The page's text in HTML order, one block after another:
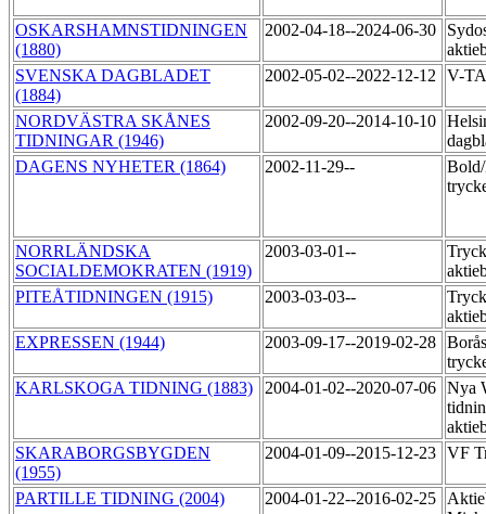
OSKARSHAMNSTIDNINGEN
(1880)
2002-04-18--2024-06-30
SVENSKA DAGBLADET
(1884)
2002-05-02--2022-12-12 V-
NORDVÄSTRA SKÅNES
TIDNINGAR (1946)
2002-09-20--2014-10-10
DAGENS NYHETER (1864)
2002-11-29--
NORRLÄNDSKA
SOCIALDEMOKRATEN (1919)
2003-03-01--
PITEÅTIDNINGEN (1915)
2003-03-03--
EXPRESSEN (1944)
2003-09-17--2019-02-28
KARLSKOGA TIDNING (1883)
2004-01-02--2020-07-06 Nya
SKARABORGSBYGDEN
(1955)
2004-01-09--2015-12-23 VF
PARTILLE TIDNING (2004) 2004-01-22--2016-02-25